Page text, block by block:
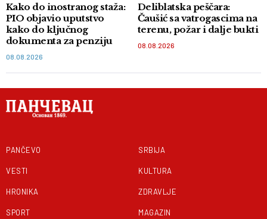
Kako do inostranog staža:
PIO objavio uputstvo
kako do ključnog
dokumenta za penziju
08.08.2026
Deliblatska peščara:
Čaušić sa vatrogascima na
terenu, požar i dalje bukti
08.08.2026
PANČEVO
VESTI
HRONIKA
SPORT
SRBIJA
KULTURA
ZDRAVLJE
MAGAZIN